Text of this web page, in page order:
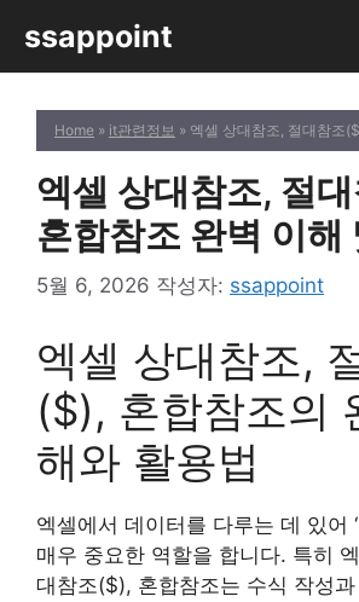
츠
ssappoint
Home » it관련정보 » 엑셀 상대참조, 절대참조($), 혼합
엑셀 상대참조, 절
혼합참조 완벽 이해
5월 6, 2026 작성자: ssappoint
엑셀 상대참조,
($), 혼합참조의
해와 활용법
엑셀에서 데이터를 다루는 데 있어
매우 중요한 역할을 합니다. 특히
대참조($), 혼합참조는 수식 작성